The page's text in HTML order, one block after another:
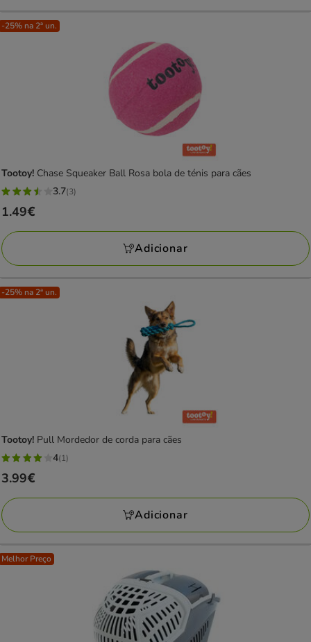
-25% na 2ª un.
Tootoy! Chase Squeaker Ball Rosa bola de ténis para cães
3.7
estrelas
com
3
avaliações
3.7(3)
Preço
1.49€
1.49€
Adicionar
-25% na 2ª un.
Tootoy! Pull Mordedor de corda para cães
4
estrelas
com
1
avaliações
4(1)
Preço
3.99€
3.99€
Adicionar
Melhor Preço